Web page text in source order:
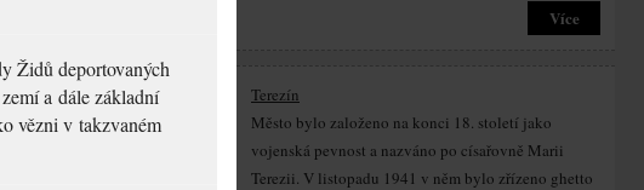
o povolení
Více
Terezín
Město bylo založeno na konci 18. století jako
vojenská pevnost a nazváno po císařovně Marii
Terezii. V listopadu 1941 v něm bylo zřízeno ghetto
Židů deportovaných
a dále základní
vězni v takzvaném